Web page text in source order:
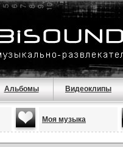
Альбомы Видеоклипы
Моя музыка